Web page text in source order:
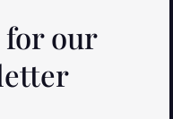
for our